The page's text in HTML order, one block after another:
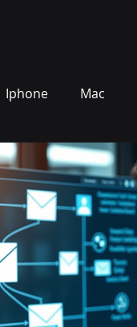
Iphone Mac